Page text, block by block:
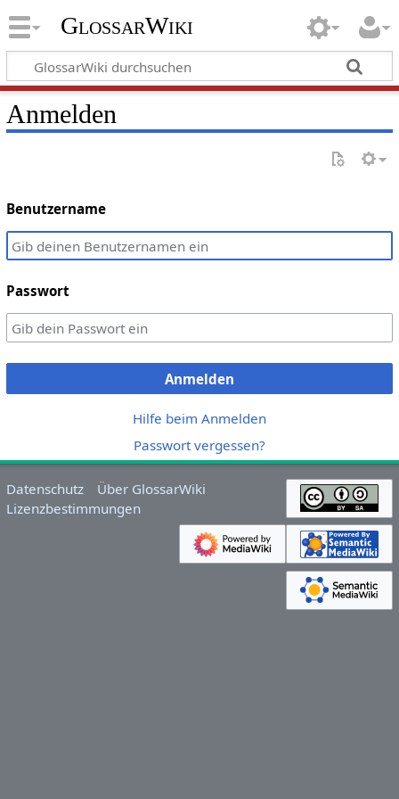
GlossarWiki
Anmelden
Benutzername
Passwort
Anmelden
Hilfe beim Anmelden
Passwort vergessen?
Datenschutz
Über GlossarWiki
Lizenzbestimmungen